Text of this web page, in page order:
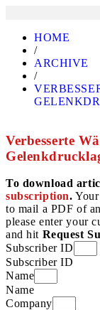
HOME
/
ARCHIVE
/
Verbesserte
To download
subscription.
to mail a PDF of
please enter your
and hit Request
Subscriber ID
Subscriber ID
Name
Name
Company